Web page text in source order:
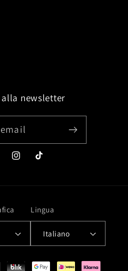
newsletter
InstagramTikTok
Lingua
Italiano